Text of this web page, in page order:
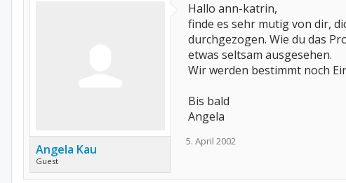
Angela Kau
Guest
Hallo ann-katrin,
finde es sehr mutig von dir,
durchgezogen. Wie du das
etwas seltsam ausgesehen.
Wir werden bestimmt noch
Bis bald
Angela
5. April 2002